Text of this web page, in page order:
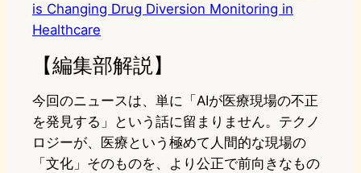
is Changing Drug Diversion Monitoring in
Healthcare
【編集部解説】
今回のニュースは、単に「AIが医療現場の不正
を発見する」という話に留まりません。テクノ
ロジーが、医療という極めて人間的な現場の
「文化」そのものを、より公正で前向きなもの